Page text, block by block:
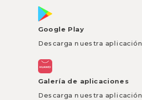
Descarga nuestra aplicación
Google Play
Galería de aplicaciones
Descarga nuestra aplicación